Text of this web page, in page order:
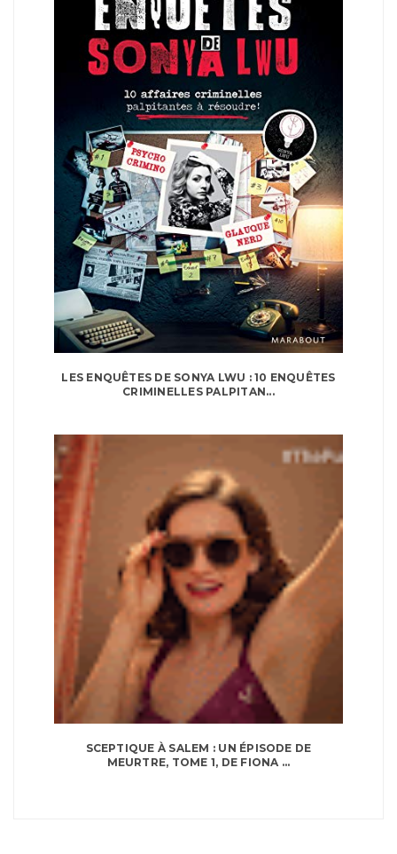
LES ENQUÊTES DE SONYA LWU : 10 ENQUÊTES
CRIMINELLES PALPITAN...
SCEPTIQUE À SALEM : UN ÉPISODE DE
MEURTRE, TOME 1, DE FIONA ...